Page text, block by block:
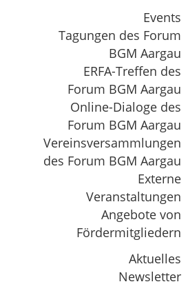
Events
Tagungen des Forum
BGM Aargau
ERFA-Treffen des
Forum BGM Aargau
Online-Dialoge des
Forum BGM Aargau
Vereinsversammlungen
des Forum BGM Aargau
Externe
Veranstaltungen
Angebote von
Fördermitgliedern
Aktuelles
Newsletter